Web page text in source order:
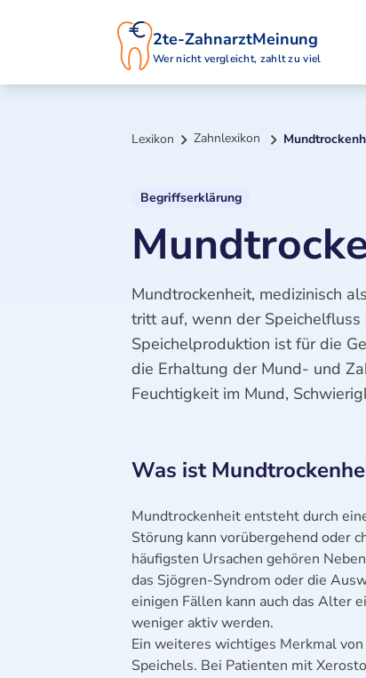
2te-ZahnarztMeinung
Wer nicht vergleicht, zahlt zu viel
Lexikon Zahnlexikon
Begriffserklärung
Mundtrockenheit, medizinisch als
tritt auf, wenn der Speichelfluss
Speichelproduktion ist für die
die Erhaltung der Mund- und
Feuchtigkeit im Mund,
Was ist
Mundtrockenheit entsteht durch
Störung kann vorübergehend oder
häufigsten Ursachen gehören
das Sjögren-Syndrom oder die
einigen Fällen kann auch das Alter
weniger aktiv werden.
Ein weiteres wichtiges Merkmal
Speichels. Bei Patienten mit